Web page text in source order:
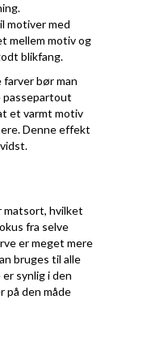
motiver med
mellem motiv og
blikfang.
farver bør man
passepartout
et varmt motiv
Denne effekt
matsort, hvilket
fra selve
er meget mere
bruges til alle
synlig i den
på den måde